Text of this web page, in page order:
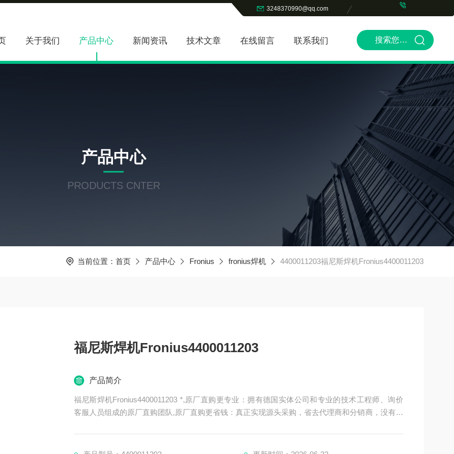
3248370990@qq.com
关于我们 产品中心 新闻资讯 技术文章 在线留言 联系我们
产品中心
PRODUCTS CNTER
当前位置： 首页 产品中心 Fronius fronius焊机 4400011203福尼斯焊机Fronius4400011203
福尼斯焊机Fronius4400011203
产品简介
福尼斯焊机Fronius4400011203 *,原厂直购更专业：拥有德国实体公司和专业的技术工程师、询价
客服人员组成的原厂直购团队,原厂直购更省钱：真正实现源头采购，省去代理商和分销商，没有中